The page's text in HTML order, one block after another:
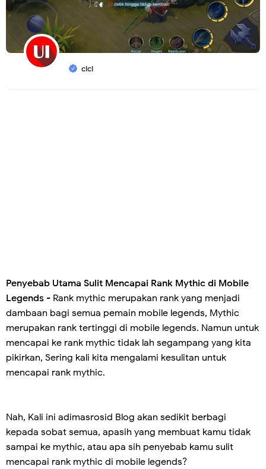
cici
Penyebab Utama Sulit Mencapai Rank Mythic di Mobile
Legends - Rank mythic merupakan rank yang menjadi
dambaan bagi semua pemain mobile legends, Mythic
merupakan rank tertinggi di mobile legends. Namun untuk
mencapai ke rank mythic tidak lah segampang yang kita
pikirkan, Sering kali kita mengalami kesulitan untuk
mencapai rank mythic.
Nah, Kali ini adimasrosid Blog akan sedikit berbagi
kepada sobat semua, apasih yang membuat kamu tidak
sampai ke mythic, atau apa sih penyebab kamu sulit
mencapai rank mythic di mobile legends?